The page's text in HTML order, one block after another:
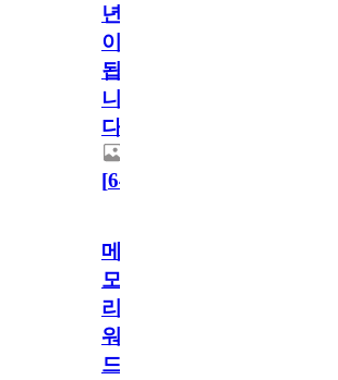
년
이
됩
니
다.
[64
메
모
리
워
드